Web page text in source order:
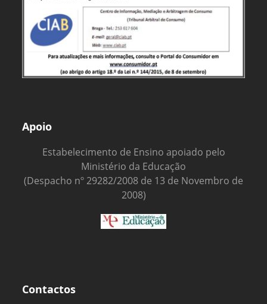
Apoio
Estabelecimento de Ensino apoiado pelo
Ministério da Educação
(Despacho nº 29282/2008 de 13 de Novembro de
2008)
Contactos